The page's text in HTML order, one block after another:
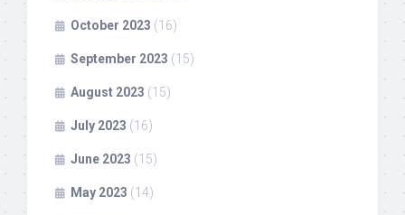
October 2023 (16)
September 2023 (15)
August 2023 (15)
July 2023 (16)
June 2023 (15)
May 2023 (14)